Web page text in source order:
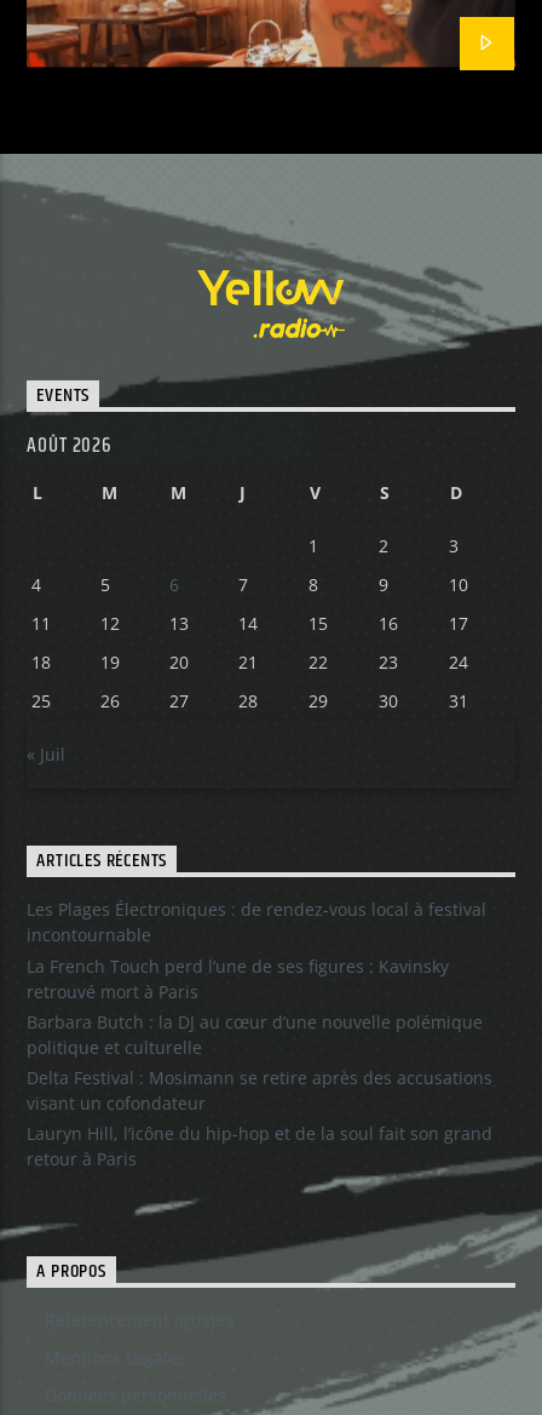
EVENTS
AOÛT 2026
L M M J V S D
1 2
3
4
5 6 7 8 9
10
11
12 13 14 15 16
17
18
19 20 21 22 23
24
25
26 27 28 29 30 31
« Juil
ARTICLES RÉCENTS
Les Plages Électroniques : de rendez-vous local à festival
incontournable
La French Touch perd l’une de ses figures : Kavinsky
retrouvé mort à Paris
Barbara Butch : la DJ au cœur d’une nouvelle polémique
politique et culturelle
Delta Festival : Mosimann se retire après des accusations
visant un cofondateur
Lauryn Hill, l’icône du hip-hop et de la soul fait son grand
retour à Paris
A PROPOS